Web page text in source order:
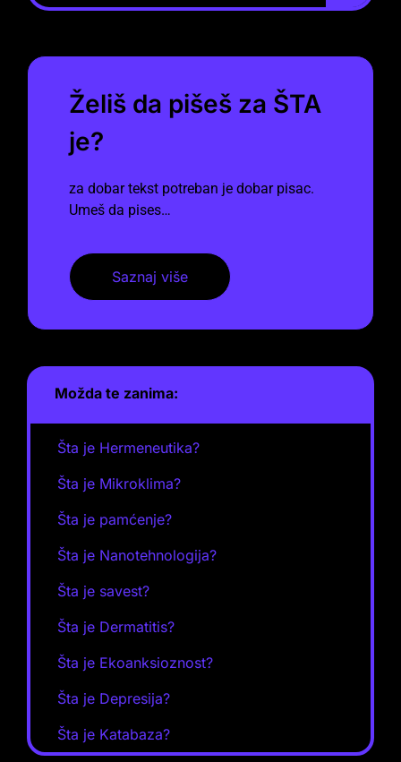
Želiš da pišeš za ŠTA
je?
za dobar tekst potreban je dobar pisac.
Umeš da pises…
Saznaj više
Možda te zanima:
Šta je Hermeneutika?
Šta je Mikroklima?
Šta je pamćenje?
Šta je Nanotehnologija?
Šta je savest?
Šta je Dermatitis?
Šta je Ekoanksioznost?
Šta je Depresija?
Šta je Katabaza?